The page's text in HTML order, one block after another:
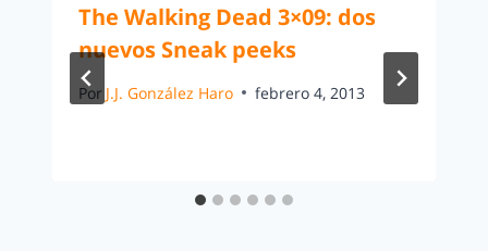
The Walking Dead 3×09: dos
nuevos Sneak peeks
Por J.J. González Haro febrero 4, 2013